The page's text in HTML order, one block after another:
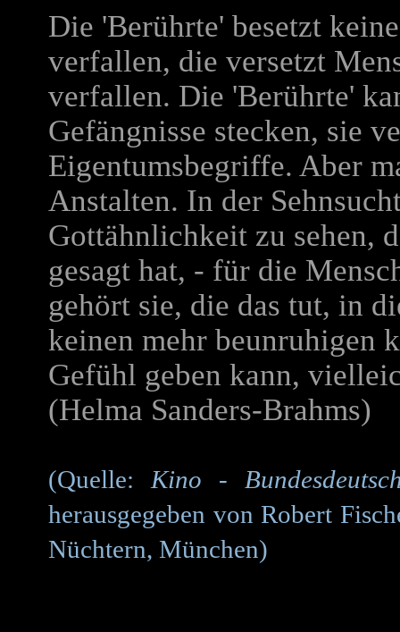
Die 'Berührte' besetzt
verfallen, die versetzt
verfallen. Die 'Berührte'
Gefängnisse stecken, sie
Eigentumsbegriffe. Aber
Anstalten. In der
Gottähnlichkeit zu sehen,
gesagt hat, - für die
gehört sie, die das tut, in
keinen mehr beunruhigen
Gefühl geben kann,
(Helma Sanders-Brahms)
(Quelle: Kino -
herausgegeben von Robert
Nüchtern, München)